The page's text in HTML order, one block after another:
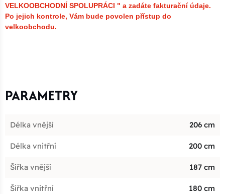
VELKOOBCHODNÍ SPOLUPRÁCI " a zadáte fakturační údaje.
Po jejich kontrole, Vám bude povolen přístup do
velkoobchodu.
PARAMETRY
Délka vnější 206 cm
Délka vnitřní 200 cm
Šířka vnější 187 cm
Šířka vnitřní 180 cm